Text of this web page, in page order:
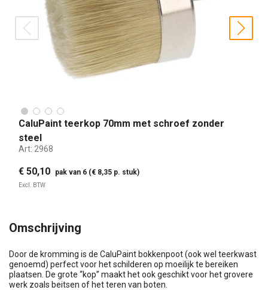
CaluPaint teerkop 70mm met schroef zonder
steel
Art: 2968
€ 50,10 pak van 6 (€ 8,35 p. stuk)
Excl. BTW
prev next
Omschrijving
Door de kromming is de CaluPaint bokkenpoot (ook wel teerkwast
genoemd) perfect voor het schilderen op moeilijk te bereiken
plaatsen. De grote “kop” maakt het ook geschikt voor het grovere
werk zoals beitsen of het teren van boten.